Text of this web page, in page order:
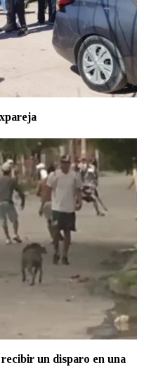
un disparo en una